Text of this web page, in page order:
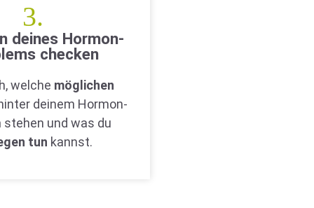
3.
deines Hormon-
checken
welche möglichen
deinem Hormon-
stehen und was du
tun kannst.